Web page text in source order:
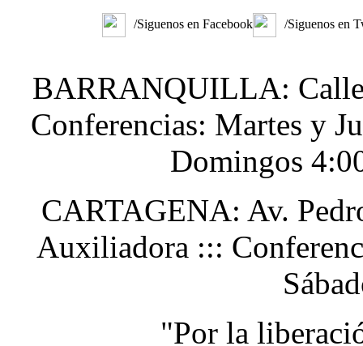
/Siguenos en Facebook /Siguenos en
BARRANQUILLA:
Conferencias: Martes y
Domingos
CARTAGENA: Av.
Auxiliadora :::
"Por la